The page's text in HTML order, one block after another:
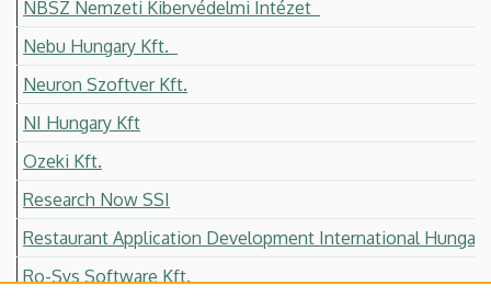
NBSZ Nemzeti Kibervédelmi Intézet
Nebu Hungary Kft.
Neuron Szoftver Kft.
NI Hungary Kft
Ozeki Kft.
Research Now SSI
Restaurant Application Development International
Ro-Sys Software Kft.